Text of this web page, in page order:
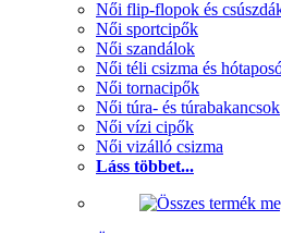
Női flip-flopok és
Női sportcipők
Női szandálok
Női téli csizma és
Női tornacipők
Női túra- és túrabakancsok
Női vízi cipők
Női vizálló csizma
Láss többet...